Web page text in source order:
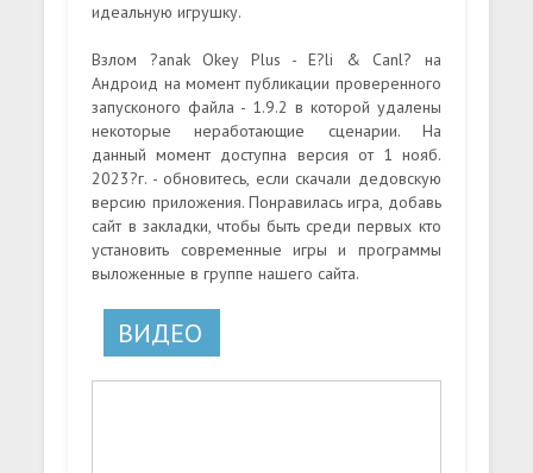
идеальную игрушку.
Взлом ?anak Okey Plus - E?li & Canl? на
Андроид на момент публикации проверенного
запусконого файла - 1.9.2 в которой удалены
некоторые неработающие сценарии. На
данный момент доступна версия от 1 нояб.
2023?г. - обновитесь, если скачали дедовскую
версию приложения. Понравилась игра, добавь
сайт в закладки, чтобы быть среди первых кто
установить современные игры и программы
выложенные в группе нашего сайта.
ВИДЕО